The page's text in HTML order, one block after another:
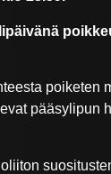
poiketen
pääsylipun